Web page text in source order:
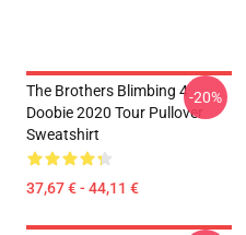
The Brothers Blimbing 4
Doobie 2020 Tour Pullover
Sweatshirt
37,67 € - 44,11 €
-20%